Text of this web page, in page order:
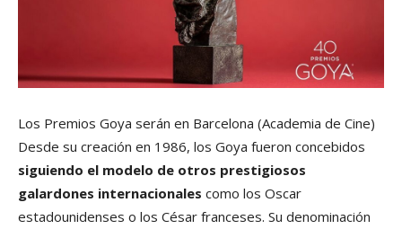
Los Premios Goya serán en Barcelona (Academia de Cine)
Desde su creación en 1986, los Goya fueron concebidos
siguiendo el modelo de otros prestigiosos
galardones internacionales como los Oscar
estadounidenses o los César franceses. Su denominación